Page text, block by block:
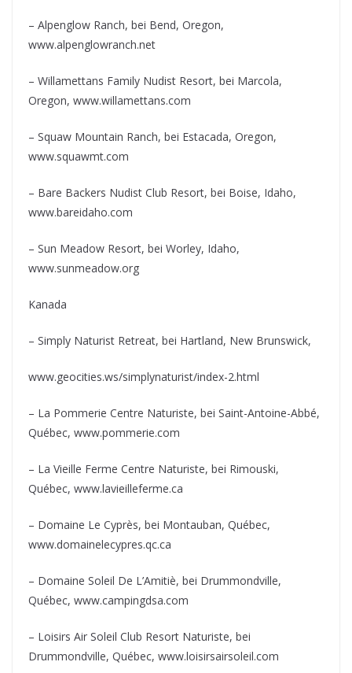
– Alpenglow Ranch, bei Bend, Oregon,
www.alpenglowranch.net
– Willamettans Family Nudist Resort, bei Marcola,
Oregon, www.willamettans.com
– Squaw Mountain Ranch, bei Estacada, Oregon,
www.squawmt.com
– Bare Backers Nudist Club Resort, bei Boise, Idaho,
www.bareidaho.com
– Sun Meadow Resort, bei Worley, Idaho,
www.sunmeadow.org
Kanada
– Simply Naturist Retreat, bei Hartland, New Brunswick,
www.geocities.ws/simplynaturist/index-2.html
– La Pommerie Centre Naturiste, bei Saint-Antoine-Abbé,
Québec, www.pommerie.com
– La Vieille Ferme Centre Naturiste, bei Rimouski,
Québec, www.lavieilleferme.ca
– Domaine Le Cyprès, bei Montauban, Québec,
www.domainelecypres.qc.ca
– Domaine Soleil De L’Amitiè, bei Drummondville,
Québec, www.campingdsa.com
– Loisirs Air Soleil Club Resort Naturiste, bei
Drummondville, Québec, www.loisirsairsoleil.com